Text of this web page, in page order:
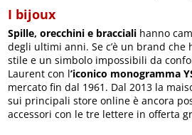
I bijoux
Spille, orecchini e bracciali hanno
degli ultimi anni. Se c’è un brand che
stile e un simbolo impossibili da
Laurent con l’iconico monogramma
mercato fin dal 1961. Dal 2013 la
sui principali store online è ancora
accessori con le tre lettere in offerta